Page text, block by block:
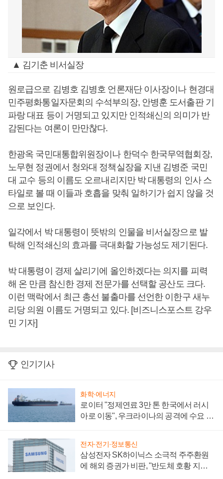
▲ 김기춘 비서실장
원로급으로 김병호 김병호 언론재단 이사장이나 현경대
민주평화통일자문회의 수석부의장, 안병훈 도서출판 기
파랑 대표 등이 거명되고 있지만 인적쇄신의 의미가 반
감된다는 여론이 만만찮다.
한광옥 국민대통합위원장이나 한덕수 한국무역협회장,
노무현 정권에서 청와대 정책실장을 지낸 김병준 국민
대 교수 등의 이름도 오르내리지만 박 대통령의 인사 스
타일로 볼 때 이들과 호흡을 맞춰 일하기가 쉽지 않을 것
으로 보인다.
일각에서 박 대통령이 뜻밖의 인물을 비서실장으로 발
탁해 인적쇄신의 효과를 극대화할 가능성도 제기된다.
박 대통령이 경제 살리기에 올인하겠다는 의지를 피력
해 온 만큼 참신한 경제 전문가를 선택할 공산도 크다.
이런 맥락에서 최근 총선 불출마를 선언한 이한구 새누
리당 의원 이름도 거명되고 있다. [비즈니스포스트 강우
민 기자]
인기기사
화학·에너지
로이터 "정제연료 3만 톤 한국에서 러시
아로 이동", 우크라이나의 공격에 수요 늘
전자·전기·정보통신
삼성전자 SK하이닉스 소극적 주주환원
에 해외 증권가 비판, "반도체 호황 지속